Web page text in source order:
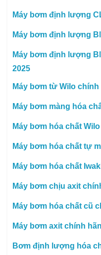
Máy bơm định lượng
Máy bơm định lượng
Máy bơm định lượng
2025
Máy bơm từ Wilo chính
Máy bơm màng hóa
Máy bơm hóa chất
Máy bơm hóa chất tự
Máy bơm hóa chất
Máy bơm chịu axit
Máy bơm hóa chất cũ
Máy bơm axit chính
Bơm định lượng hóa